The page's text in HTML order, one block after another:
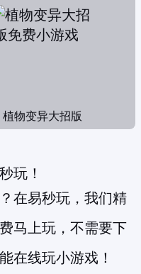
植物变异大招版
玩！
在易秒玩，我们精
马上玩，不需要下
在线玩小游戏！